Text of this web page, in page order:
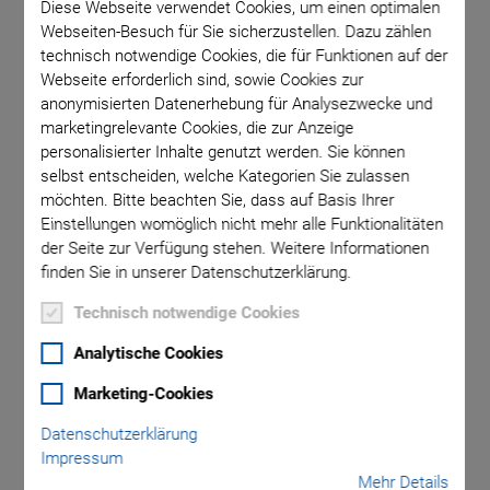
Diese Webseite verwendet Cookies, um einen optimalen
Webseiten-Besuch für Sie sicherzustellen. Dazu zählen
technisch notwendige Cookies, die für Funktionen auf der
Webseite erforderlich sind, sowie Cookies zur
anonymisierten Datenerhebung für Analysezwecke und
marketingrelevante Cookies, die zur Anzeige
personalisierter Inhalte genutzt werden. Sie können
selbst entscheiden, welche Kategorien Sie zulassen
möchten. Bitte beachten Sie, dass auf Basis Ihrer
Einstellungen womöglich nicht mehr alle Funktionalitäten
der Seite zur Verfügung stehen. Weitere Informationen
finden Sie in unserer Datenschutzerklärung.
Technisch notwendige Cookies
Analytische Cookies
Marketing-Cookies
Datenschutzerklärung
Impressum
Mehr Details
A-322 PIglide HS
Planarscanner mit
Luftlager
XY-Positioniersystem mit 1 nm Auflösung
Ideal für Scan-Anwendungen oder hochpräzise
Positionierung
A-322 Base